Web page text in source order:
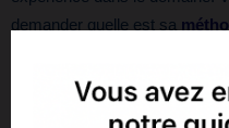
demander quelle est sa
rédacteur expert pour votre
la communication orale pour